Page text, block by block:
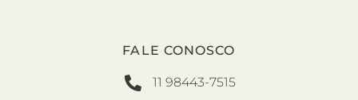
FALE CONOSCO
11 98443-7515